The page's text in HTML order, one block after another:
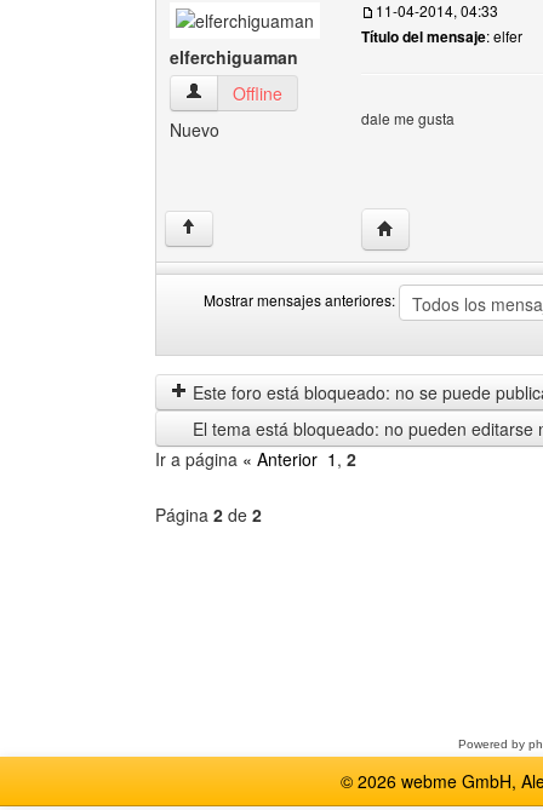
elferchiguaman
elferchiguaman Ver perfil del usuario
Offline
Nuevo
11-04-2014, 04:33
Título del mensaje: elfer
dale me gusta
↑ Visitar sitio web del
Mostrar mensajes anteriores:
mensajes
anteriores
by
Este foro está bloqueado: no se puede
El tema está bloqueado: no pueden editarse
Ir a página « Anterior 1 , 2
Página 2 de 2
Powered by
© 2026 webme GmbH,